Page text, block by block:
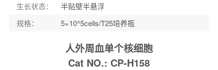
生长状态：
半贴壁半悬浮
规格： 5×10^5cells/T25培养瓶
人外周血单个核细胞
Cat NO.: CP-H158